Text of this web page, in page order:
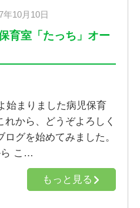
年10月10日
育室「たっち」オー
始まりました病児保育
れから、どうぞよろしく
ログを始めてみました。
ら こ…
もっと見る